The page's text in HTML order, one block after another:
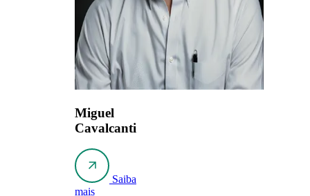
Miguel
Cavalcanti
Saiba
mais